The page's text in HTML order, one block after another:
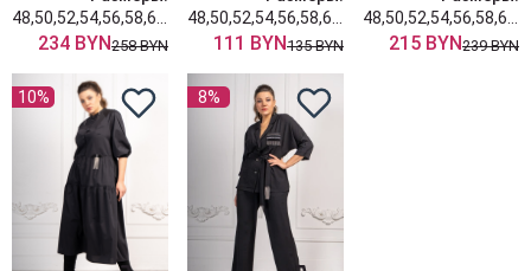
234 BYN258 BYN 111 BYN135 BYN 215 BYN239 BYN
10% 8%